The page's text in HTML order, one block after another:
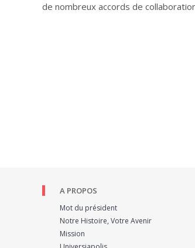
de nombreux accords de
A PROPOS
Mot du président
Notre Histoire, Votre Avenir
Mission